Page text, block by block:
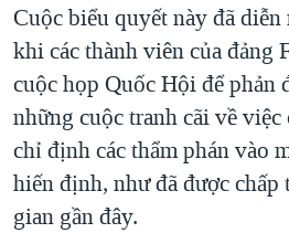
THỂ THAO
GIÁO DỤC
CÁC GIÁ TRỊ CỘNG HÒA Ở VIỆT
THƯỢNG ĐỈNH TRUMP-KIM TẠI
TRỊNH VĨNH BÌNH VS. CHÍNH
NGƯ DÂN VIỆT VÀ LÀN SÓNG
Cuộc biểu quyết này đã diễn
khi các thành viên của đảng
cuộc họp Quốc Hội để phản
những cuộc tranh cãi về
chỉ định các thẩm phán vào
hiến định, như đã được
gian gần đây.